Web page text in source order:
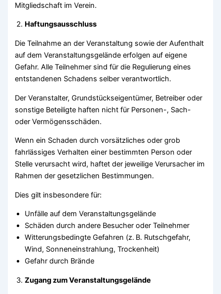
Mitgliedschaft im Verein.
Haftungsausschluss
Die Teilnahme an der Veranstaltung sowie der Aufenthalt
auf dem Veranstaltungsgelände erfolgen auf eigene
Gefahr. Alle Teilnehmer sind für die Regulierung eines
entstandenen Schadens selber verantwortlich.
Der Veranstalter, Grundstückseigentümer, Betreiber oder
sonstige Beteiligte haften nicht für Personen-, Sach-
oder Vermögensschäden.
Wenn ein Schaden durch vorsätzliches oder grob
fahrlässiges Verhalten einer bestimmten Person oder
Stelle verursacht wird, haftet der jeweilige Verursacher im
Rahmen der gesetzlichen Bestimmungen.
Dies gilt insbesondere für:
Unfälle auf dem Veranstaltungsgelände
Schäden durch andere Besucher oder Teilnehmer
Witterungsbedingte Gefahren (z. B. Rutschgefahr,
Wind, Sonneneinstrahlung, Trockenheit)
Gefahr durch Brände
Zugang zum Veranstaltungsgelände